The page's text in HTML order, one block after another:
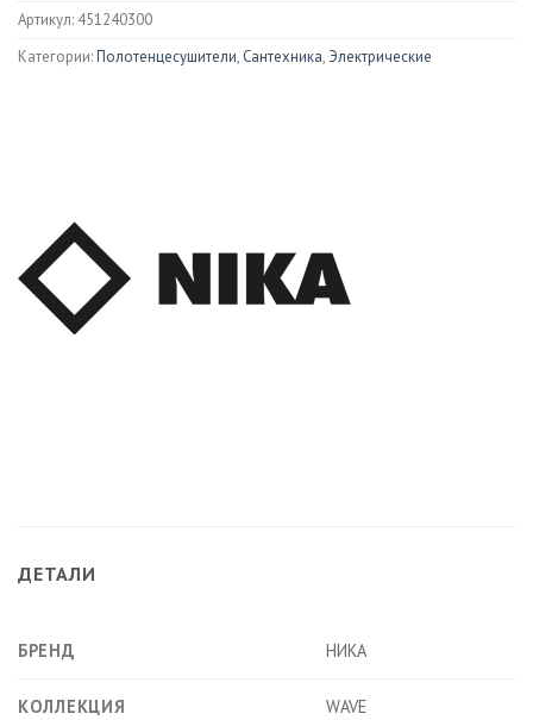
Артикул: 451240300
Категории:Полотенцесушители, Сантехника, Электрические
ДЕТАЛИ
БРЕНД НИКА
КОЛЛЕКЦИЯ WAVE